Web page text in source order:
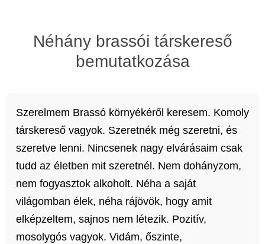
Néhány brassói társkereső
bemutatkozása
Szerelmem Brassó környékéről keresem. Komoly
társkereső vagyok. Szeretnék még szeretni, és
szeretve lenni. Nincsenek nagy elvárásaim csak
tudd az életben mit szeretnél. Nem dohányzom,
nem fogyasztok alkoholt. Néha a saját
világomban élek, néha rájövök, hogy amit
elképzeltem, sajnos nem létezik. Pozitív,
mosolygós vagyok. Vidám, őszinte,